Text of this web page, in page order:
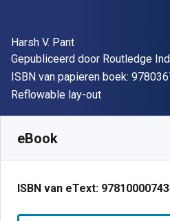
Auteur(s)
Harsh V. Pant
Uitgever
Gepubliceerd door Routledge
ISBN van papieren boek:
Indeling
Reflowable lay-out
eBook
ISBN van eText: